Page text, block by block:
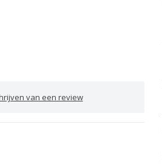
van een review